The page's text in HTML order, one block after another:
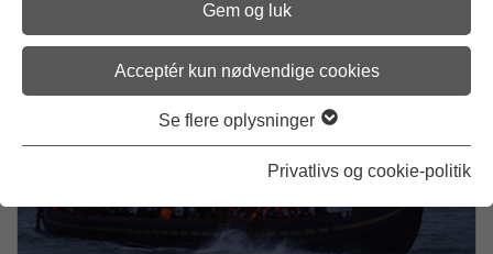
Gem og luk
Acceptér kun nødvendige cookies
Se flere oplysninger
Privatlivs og cookie-politik